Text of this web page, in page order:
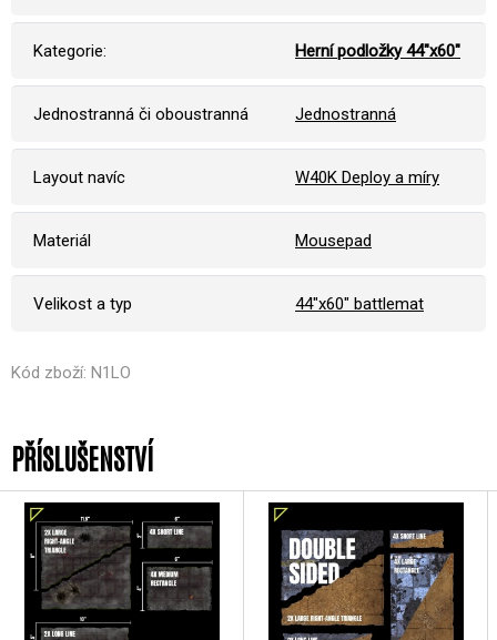
Kategorie: Herní podložky 44"x60"
Jednostranná či oboustranná Jednostranná
Layout navíc W40K Deploy a míry
Materiál Mousepad
Velikost a typ 44"x60" battlemat
Kód zboží: N1LO
PŘÍSLUŠENSTVÍ